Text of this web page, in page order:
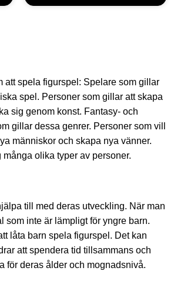
att spela figurspel: Spelare som gillar
spel. Personer som gillar att skapa
sig genom konst. Fantasy- och
gillar dessa genrer. Personer som vill
människor och skapa nya vänner.
olika typer av personer.
till med deras utveckling. När man
inte är lämpligt för yngre barn.
låta barn spela figurspel. Det kan
att spendera tid tillsammans och
för deras ålder och mognadsnivå.